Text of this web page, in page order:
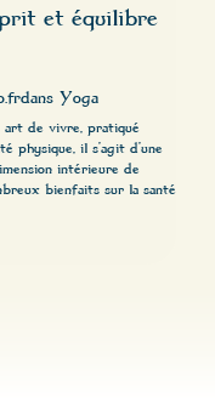
et équilibre
dans Yoga
art de vivre, pratiqué
physique, il s’agit d’une
intérieure de
bienfaits sur la santé